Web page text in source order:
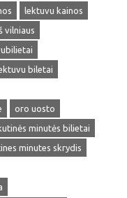
lektuvu kainos
vilniaus
biletai
oro uosto
minutės bilietai
minutes skrydis